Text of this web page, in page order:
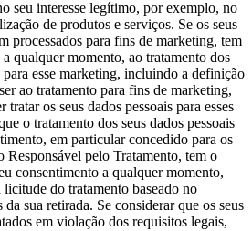
seu interesse legítimo, por exemplo, no
de produtos e serviços. Se os seus
processados para fins de marketing, tem
qualquer momento, ao tratamento dos
para esse marketing, incluindo a definição
ao tratamento para fins de marketing,
tratar os seus dados pessoais para esses
o tratamento dos seus dados pessoais
em particular concedido para os
Responsável pelo Tratamento, tem o
consentimento a qualquer momento,
licitude do tratamento baseado no
da sua retirada. Se considerar que os seus
em violação dos requisitos legais,